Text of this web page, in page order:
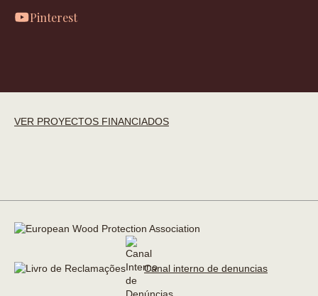
Pinterest
VER PROYECTOS FINANCIADOS
Canal interno de denuncias